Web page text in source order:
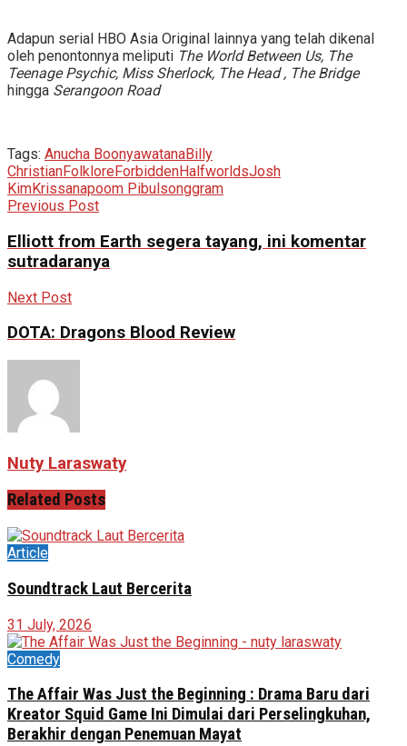
Adapun serial HBO Asia Original lainnya yang telah dikenal
oleh penontonnya meliputi The World Between Us, The
Teenage Psychic, Miss Sherlock, The Head , The Bridge
hingga Serangoon Road
Tags: Anucha BoonyawatanaBilly
ChristianFolkloreForbiddenHalfworldsJosh
KimKrissanapoom Pibulsonggram
Previous Post
Elliott from Earth segera tayang, ini komentar
sutradaranya
Next Post
DOTA: Dragons Blood Review
Nuty Laraswaty
Related Posts
Article
Soundtrack Laut Bercerita
31 July, 2026
Comedy
The Affair Was Just the Beginning : Drama Baru dari
Kreator Squid Game Ini Dimulai dari Perselingkuhan,
Berakhir dengan Penemuan Mayat